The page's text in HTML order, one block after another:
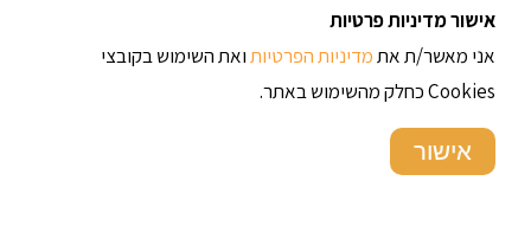
טועמים את השוק
אישור מדיניות פרטיות
אני מאשר/ת אתמדיניות הפרטיותואת השימוש בקובצי
Cookies כחלק מהשימוש באתר.
אישור